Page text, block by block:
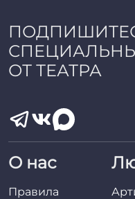
ОТ ТЕАТРА
О нас
Правила